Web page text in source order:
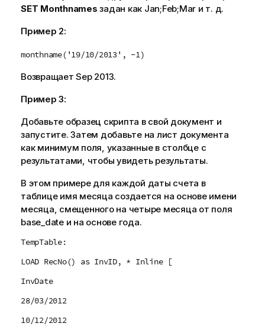
SET Monthnames задан как Jan;Feb;Mar и т. д.
Пример 2:
monthname('19/10/2013', -1)
ВозвращаетSep 2013.
Пример 3:
Добавьте образец скрипта в свой документ и
запустите. Затем добавьте на лист документа
как минимум поля, указанные в столбце с
результатами, чтобы увидеть результаты.
В этом примере для каждой даты счета в
таблице имя месяца создается на основе имени
месяца, смещенного на четыре месяца от поля
base_dateи на основе года.
TempTable:
LOAD RecNo() as InvID, * Inline [
InvDate
28/03/2012
10/12/2012